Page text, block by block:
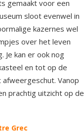
gemaakt voor een
sloot evenwel in
kazernes wel
over het leven
Je kan er ook nog
en tot op de
Vanop
prachtig uitzicht op de
Grec